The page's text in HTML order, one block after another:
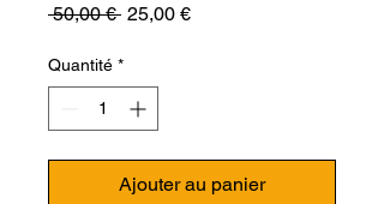
50,00 € Prix
25,00 €Prix
Quantité *
Ajouter au panier